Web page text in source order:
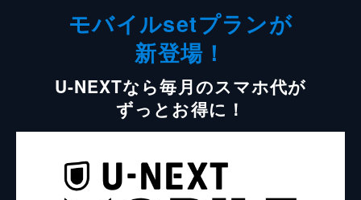
モバイルsetプランが
新登場！
U-NEXTなら毎月のスマホ代が
ずっとお得に！